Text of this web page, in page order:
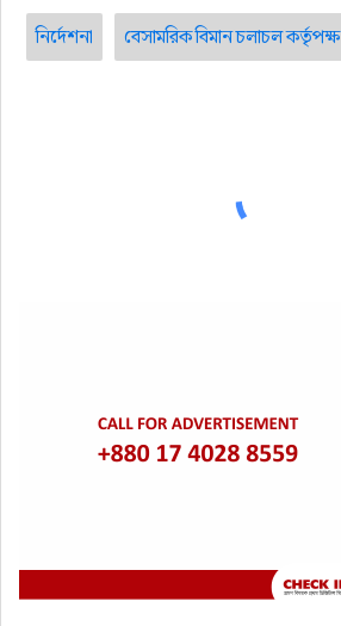
নির্দেশনা বেসামরিক বিমান চলাচল কর্তৃপক্ষ